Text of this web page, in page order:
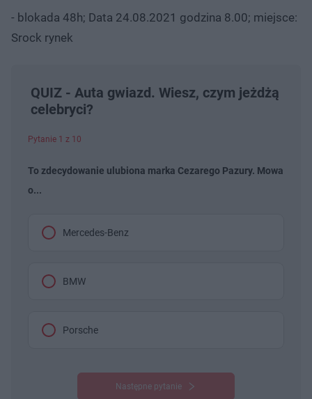
- blokada 48h; Data 24.08.2021 godzina 8.00; miejsce:
Srock rynek
QUIZ - Auta gwiazd. Wiesz, czym jeżdżą
celebryci?
Pytanie 1 z 10
To zdecydowanie ulubiona marka Cezarego Pazury. Mowa
o...
Mercedes-Benz
BMW
Porsche
Następne pytanie